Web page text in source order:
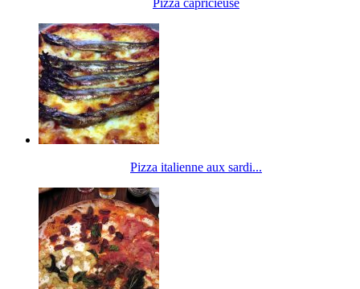
Pizza italienne aux sardi...